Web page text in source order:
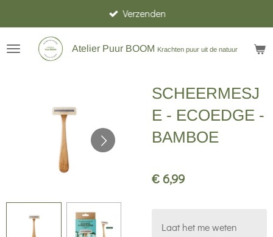
direct
naar
Atelier Puur BOOM Krachten puur uit de natuur
Verzenden
SCHEERMESJ
E - ECOEDGE -
BAMBOE
€ 6,99
Laat het me weten